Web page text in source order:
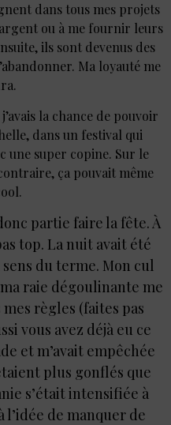
dans tous mes projets
ou à me fournir leurs
ils sont devenus des
Ma loyauté me
la chance de pouvoir
dans un festival qui
une super copine. Sur le
ça pouvait même
partie faire la fête. À
top. La nuit avait été
du terme. Mon cul
raie dégoulinante me
mes règles (faites pas
vous avez déjà eu ce
et m’avait empêchée
plus gonflés que
s’était intensifiée à
l’idée de manquer de